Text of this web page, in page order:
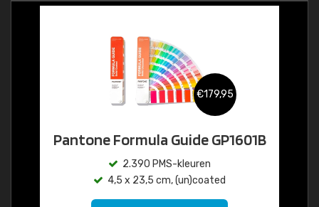
€179,95
Pantone Formula Guide GP1601B
2.390 PMS-kleuren
4,5 x 23,5 cm, (un)coated